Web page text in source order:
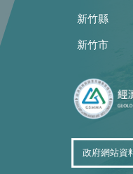
新竹縣
新竹市
政府網站資